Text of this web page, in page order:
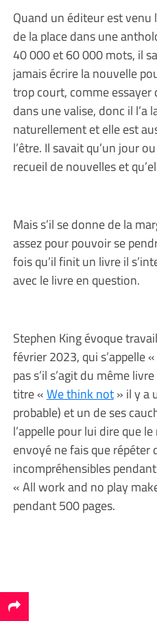
Quand un éditeur est venu
de la place dans une
40 000 et 60 000 mots, il
jamais écrire la nouvelle
trop court, comme essayer
dans une valise, donc il l’a
naturellement et elle est
l’être. Il savait qu’un jour
recueil de nouvelles et
Mais s’il se donne de la
assez pour pouvoir se
fois qu’il finit un livre il
avec le livre en question.
Stephen King évoque
février 2023, qui s’appelle
pas s’il s’agit du même
titre «We think not» il y a
probable) et un de ses
l’appelle pour lui dire que
envoyé ne fais que répéter
incompréhensibles
« All work and no play
pendant 500 pages.